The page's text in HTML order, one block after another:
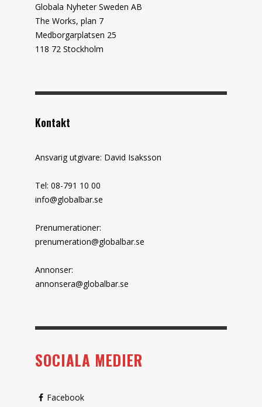
Globala Nyheter Sweden AB
The Works, plan 7
Medborgarplatsen 25
118 72 Stockholm
Kontakt
Ansvarig utgivare: David Isaksson
Tel: 08-791 10 00
info@globalbar.se
Prenumerationer:
prenumeration@globalbar.se
Annonser:
annonsera@globalbar.se
SOCIALA MEDIER
Facebook